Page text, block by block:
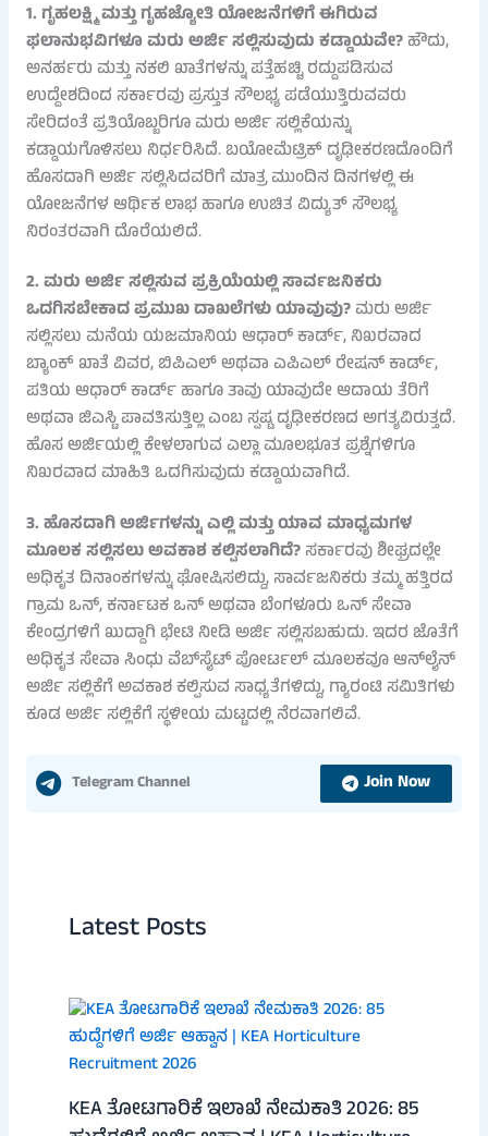
1. ಗೃಹಲಕ್ಷ್ಮಿ ಮತ್ತು ಗೃಹಜ್ಯೋತಿ ಯೋಜನೆಗಳಿಗೆ ಈಗಿರುವ
ಫಲಾನುಭವಿಗಳೂ ಮರು ಅರ್ಜಿ ಸಲ್ಲಿಸುವುದು ಕಡ್ಡಾಯವೇ?ಹೌದು,
ಅನರ್ಹರು ಮತ್ತು ನಕಲಿ ಖಾತೆಗಳನ್ನು ಪತ್ತೆಹಚ್ಚಿ ರದ್ದುಪಡಿಸುವ
ಉದ್ದೇಶದಿಂದ ಸರ್ಕಾರವು ಪ್ರಸ್ತುತ ಸೌಲಭ್ಯ ಪಡೆಯುತ್ತಿರುವವರು
ಸೇರಿದಂತೆ ಪ್ರತಿಯೊಬ್ಬರಿಗೂ ಮರು ಅರ್ಜಿ ಸಲ್ಲಿಕೆಯನ್ನು
ಕಡ್ಡಾಯಗೊಳಿಸಲು ನಿರ್ಧರಿಸಿದೆ. ಬಯೋಮೆಟ್ರಿಕ್ ದೃಢೀಕರಣದೊಂದಿಗೆ
ಹೊಸದಾಗಿ ಅರ್ಜಿ ಸಲ್ಲಿಸಿದವರಿಗೆ ಮಾತ್ರ ಮುಂದಿನ ದಿನಗಳಲ್ಲಿ ಈ
ಯೋಜನೆಗಳ ಆರ್ಥಿಕ ಲಾಭ ಹಾಗೂ ಉಚಿತ ವಿದ್ಯುತ್ ಸೌಲಭ್ಯ
ನಿರಂತರವಾಗಿ ದೊರೆಯಲಿದೆ.
2. ಮರು ಅರ್ಜಿ ಸಲ್ಲಿಸುವ ಪ್ರಕ್ರಿಯೆಯಲ್ಲಿ ಸಾರ್ವಜನಿಕರು
ಒದಗಿಸಬೇಕಾದ ಪ್ರಮುಖ ದಾಖಲೆಗಳು ಯಾವುವು?ಮರು ಅರ್ಜಿ
ಸಲ್ಲಿಸಲು ಮನೆಯ ಯಜಮಾನಿಯ ಆಧಾರ್ ಕಾರ್ಡ್, ನಿಖರವಾದ
ಬ್ಯಾಂಕ್ ಖಾತೆ ವಿವರ, ಬಿಪಿಎಲ್ ಅಥವಾ ಎಪಿಎಲ್ ರೇಷನ್ ಕಾರ್ಡ್,
ಪತಿಯ ಆಧಾರ್ ಕಾರ್ಡ್ ಹಾಗೂ ತಾವು ಯಾವುದೇ ಆದಾಯ ತೆರಿಗೆ
ಅಥವಾ ಜಿಎಸ್ಟಿ ಪಾವತಿಸುತ್ತಿಲ್ಲ ಎಂಬ ಸ್ಪಷ್ಟ ದೃಢೀಕರಣದ ಅಗತ್ಯವಿರುತ್ತದೆ.
ಹೊಸ ಅರ್ಜಿಯಲ್ಲಿ ಕೇಳಲಾಗುವ ಎಲ್ಲಾ ಮೂಲಭೂತ ಪ್ರಶ್ನೆಗಳಿಗೂ
ನಿಖರವಾದ ಮಾಹಿತಿ ಒದಗಿಸುವುದು ಕಡ್ಡಾಯವಾಗಿದೆ.
3. ಹೊಸದಾಗಿ ಅರ್ಜಿಗಳನ್ನು ಎಲ್ಲಿ ಮತ್ತು ಯಾವ ಮಾಧ್ಯಮಗಳ
ಮೂಲಕ ಸಲ್ಲಿಸಲು ಅವಕಾಶ ಕಲ್ಪಿಸಲಾಗಿದೆ?ಸರ್ಕಾರವು ಶೀಘ್ರದಲ್ಲೇ
ಅಧಿಕೃತ ದಿನಾಂಕಗಳನ್ನು ಘೋಷಿಸಲಿದ್ದು, ಸಾರ್ವಜನಿಕರು ತಮ್ಮ ಹತ್ತಿರದ
ಗ್ರಾಮ ಒನ್, ಕರ್ನಾಟಕ ಒನ್ ಅಥವಾ ಬೆಂಗಳೂರು ಒನ್ ಸೇವಾ
ಕೇಂದ್ರಗಳಿಗೆ ಖುದ್ದಾಗಿ ಭೇಟಿ ನೀಡಿ ಅರ್ಜಿ ಸಲ್ಲಿಸಬಹುದು. ಇದರ ಜೊತೆಗೆ
ಅಧಿಕೃತ ಸೇವಾ ಸಿಂಧು ವೆಬ್‌ಸೈಟ್ ಪೋರ್ಟಲ್ ಮೂಲಕವೂ ಆನ್‌ಲೈನ್
ಅರ್ಜಿ ಸಲ್ಲಿಕೆಗೆ ಅವಕಾಶ ಕಲ್ಪಿಸುವ ಸಾಧ್ಯತೆಗಳಿದ್ದು, ಗ್ಯಾರಂಟಿ ಸಮಿತಿಗಳು
ಕೂಡ ಅರ್ಜಿ ಸಲ್ಲಿಕೆಗೆ ಸ್ಥಳೀಯ ಮಟ್ಟದಲ್ಲಿ ನೆರವಾಗಲಿವೆ.
Telegram Channel Join Now
Latest Posts
KEA ತೋಟಗಾರಿಕೆ ಇಲಾಖೆ ನೇಮಕಾತಿ 2026: 85